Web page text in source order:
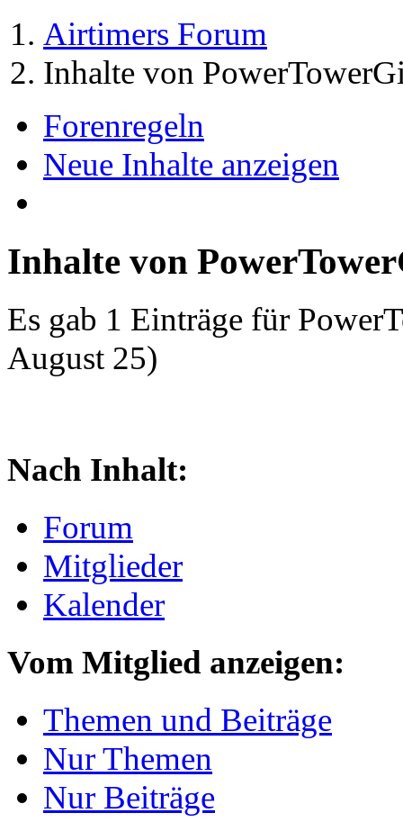
Airtimers Forum
Inhalte von
Forenregeln
Neue Inhalte anzeigen
Inhalte von
Es gab 1 Einträge für
August 25)
Nach Inhalt:
Forum
Mitglieder
Kalender
Vom Mitglied anzeigen:
Themen und Beiträge
Nur Themen
Nur Beiträge